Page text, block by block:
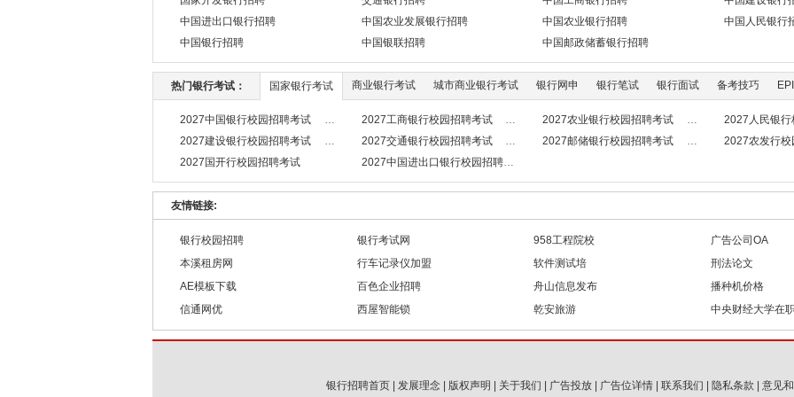
中国进出口银行招聘
中国农业发展银行招聘 中国农业银行招聘
中国人民银行
中国银行招聘
中国银联招聘 中国邮政储蓄银行招聘
热门银行考试： 国家银行考试 商业银行考试 城市商业银行考试 银行网申 银行笔试 银行面试 备考技巧 EPI
2027中国银行校园招聘考试 2027工商银行校园招聘考试 2027农业银行校园招聘考试
2027人民银行
2027建设银行校园招聘考试
2027交通银行校园招聘考试 2027邮储银行校园招聘考试
2027农发行校
2027国开行校园招聘考试
2027中国进出口银行校园招聘考试
友情链接:
银行校园招聘 银行考试网 958工程院校
广告公司OA
本溪租房网
行车记录仪加盟 软件测试培
刑法论文
AE模板下载
百色企业招聘 舟山信息发布
播种机价格
信通网优
西屋智能锁 乾安旅游 中央财经大学在
银行招聘首页| 发展理念| 版权声明 关于我们 广告投放| 广告位详情| 联系我们 隐私条款 意见